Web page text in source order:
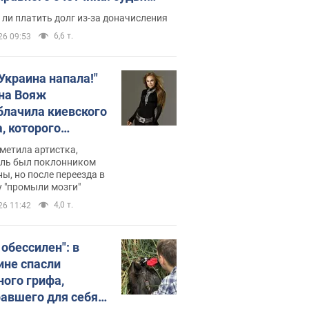
неожиданное решение
платить долг из-за доначисления
09:53 6,6 т.
напала!"
Вояж
киевского
которого
он
не знал,
хочет
украинцев
артистка,
был поклонником
но после переезда в
"промыли мозги"
11:42 4,0 т.
в
спасли
грифа,
для себя